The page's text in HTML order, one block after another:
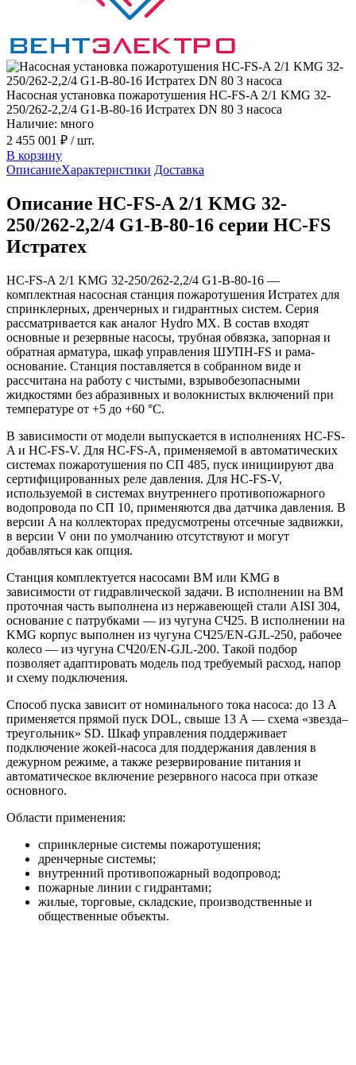
Насосная установка пожаротушения HC-FS-A 2/1 KMG 32-
250/262-2,2/4 G1-B-80-16 Истратех DN 80 3 насоса
Наличие: много
2 455 001 ₽ / шт.
В корзину
ОписаниеХарактеристики Доставка
Описание HC-FS-A 2/1 KMG 32-
250/262-2,2/4 G1-B-80-16 серии HC-FS
Истратех
HC-FS-A 2/1 KMG 32-250/262-2,2/4 G1-B-80-16 —
комплектная насосная станция пожаротушения Истратех для
спринклерных, дренчерных и гидрантных систем. Серия
рассматривается как аналог Hydro MX. В состав входят
основные и резервные насосы, трубная обвязка, запорная и
обратная арматура, шкаф управления ШУПН-FS и рама-
основание. Станция поставляется в собранном виде и
рассчитана на работу с чистыми, взрывобезопасными
жидкостями без абразивных и волокнистых включений при
температуре от +5 до +60 °С.
В зависимости от модели выпускается в исполнениях HC-FS-
A и HC-FS-V. Для HC-FS-A, применяемой в автоматических
системах пожаротушения по СП 485, пуск инициируют два
сертифицированных реле давления. Для HC-FS-V,
используемой в системах внутреннего противопожарного
водопровода по СП 10, применяются два датчика давления. В
версии A на коллекторах предусмотрены отсечные задвижки,
в версии V они по умолчанию отсутствуют и могут
добавляться как опция.
Станция комплектуется насосами BM или KMG в
зависимости от гидравлической задачи. В исполнении на BM
проточная часть выполнена из нержавеющей стали AISI 304,
основание с патрубками — из чугуна СЧ25. В исполнении на
KMG корпус выполнен из чугуна СЧ25/EN-GJL-250, рабочее
колесо — из чугуна СЧ20/EN-GJL-200. Такой подбор
позволяет адаптировать модель под требуемый расход, напор
и схему подключения.
Способ пуска зависит от номинального тока насоса: до 13 А
применяется прямой пуск DOL, свыше 13 А — схема «звезда–
треугольник» SD. Шкаф управления поддерживает
подключение жокей-насоса для поддержания давления в
дежурном режиме, а также резервирование питания и
автоматическое включение резервного насоса при отказе
основного.
Области применения:
спринклерные системы пожаротушения;
дренчерные системы;
внутренний противопожарный водопровод;
пожарные линии с гидрантами;
жилые, торговые, складские, производственные и
общественные объекты.